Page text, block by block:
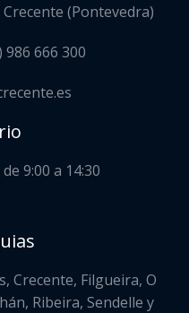
Crecente (Pontevedra)
666 300
9:00 a 14:30
Crecente, Filgueira, O
Ribeira, Sendelle y